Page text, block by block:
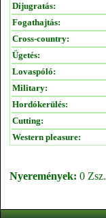
Díjugratás:
Fogathajtás:
Cross-country:
Ügetés:
Lovaspóló:
Military:
Hordókerülés:
Cutting:
Western pleasure:
Nyeremények: 0 Zsz.